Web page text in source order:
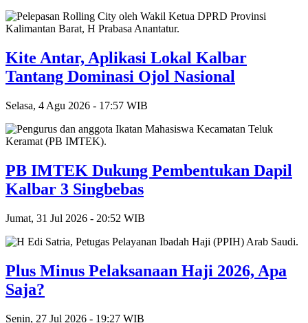
Kite Antar, Aplikasi Lokal Kalbar
Tantang Dominasi Ojol Nasional
Selasa, 4 Agu 2026 - 17:57 WIB
PB IMTEK Dukung Pembentukan Dapil
Kalbar 3 Singbebas
Jumat, 31 Jul 2026 - 20:52 WIB
Plus Minus Pelaksanaan Haji 2026, Apa
Saja?
Senin, 27 Jul 2026 - 19:27 WIB